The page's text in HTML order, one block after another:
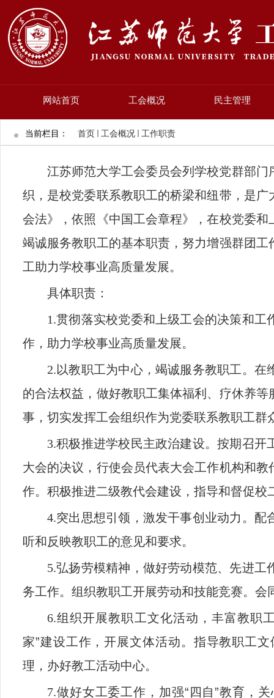
网站首页 工会概况 民主管理
当前栏目： 首页 工会概况 工作职责
江苏师范大学工会委员会列学校党群部
织，是校党委联系教职工的桥梁和纽带，是
会法》，依照《中国工会章程》，在校党委
竭诚服务教职工的基本职责，努力增强群团
工助力学校事业高质量发展。
具体职责：
1.贯彻落实校党委和上级工会的决策和工
作，助力学校事业高质量发展。
2.以教职工为中心，竭诚服务教职工。
的合法权益，做好教职工集体福利、疗休养
事，切实发挥工会组织作为党委联系教职工群
3.积极推进学校民主政治建设。按期召开
大会的决议，行使会员代表大会工作机构和
作。积极推进二级教代会建设，指导和督促校
4.突出思想引领，激发干事创业动力。
听和反映教职工的意见和要求。
5.弘扬劳模精神，做好劳动模范、先进工
务工作。组织教职工开展劳动和技能竞赛。会
6.组织开展教职工文化活动，丰富教职
家”建设工作，开展文体活动。指导教职工
理，办好教工活动中心。
7.做好女工委工作，加强“ 四自”教育，关